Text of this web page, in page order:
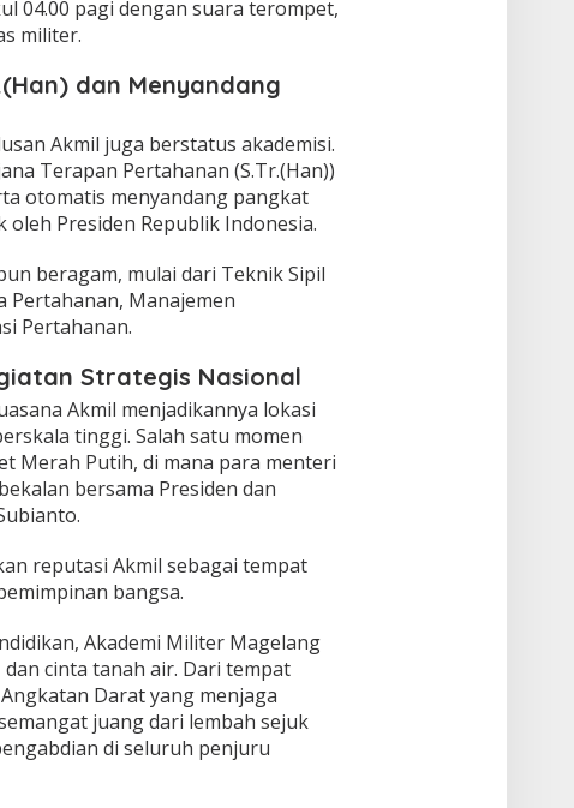
04.00 pagi dengan suara terompet,
militer.
dan Menyandang
Akmil juga berstatus akademisi.
Terapan Pertahanan (S.Tr.(Han))
otomatis menyandang pangkat
oleh Presiden Republik Indonesia.
beragam, mulai dari Teknik Sipil
Pertahanan, Manajemen
Pertahanan.
Strategis Nasional
Akmil menjadikannya lokasi
tinggi. Salah satu momen
Merah Putih, di mana para menteri
bersama Presiden dan
reputasi Akmil sebagai tempat
bangsa.
Akademi Militer Magelang
cinta tanah air. Dari tempat
Darat yang menjaga
juang dari lembah sejuk
di seluruh penjuru